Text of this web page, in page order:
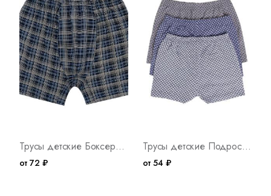
Трусы детские Боксеры К Арт. 7394
от 72 ₽
Трусы детские Подростковые Арт. 1264
от 54 ₽